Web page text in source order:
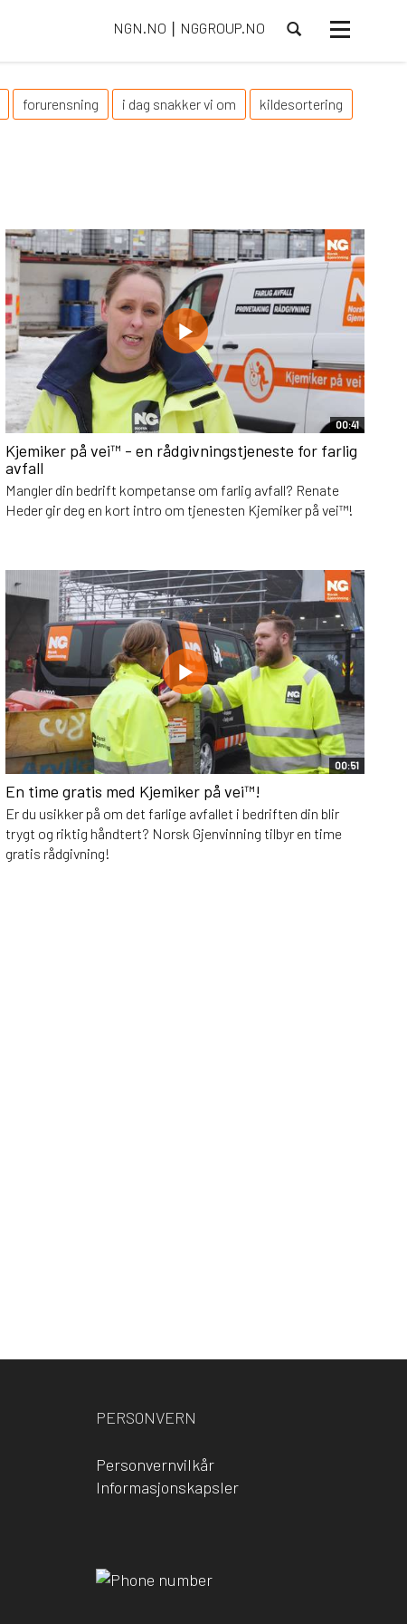
NGN.NO NGGROUP.NO
Toggle
forurensning i dag snakker vi om kildesortering
00:41
Kjemiker på vei™ - en rådgivningstjeneste for farlig
avfall
Mangler din bedrift kompetanse om farlig avfall? Renate
Heder gir deg en kort intro om tjenesten Kjemiker på vei™!
00:51
En time gratis med Kjemiker på vei™!
Er du usikker på om det farlige avfallet i bedriften din blir
trygt og riktig håndtert? Norsk Gjenvinning tilbyr en time
gratis rådgivning!
PERSONVERN
Personvernvilkår
Informasjonskapsler